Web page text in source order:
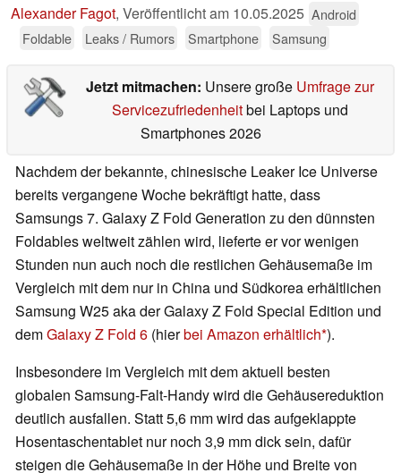
Alexander Fagot, Veröffentlicht am 10.05.2025 Android
Foldable
Leaks / Rumors Smartphone Samsung
Jetzt mitmachen: Unsere große Umfrage zur
Servicezufriedenheitbei Laptops und
Smartphones 2026
Nachdem der bekannte, chinesische Leaker Ice Universe
bereits vergangene Woche bekräftigt hatte, dass
Samsungs 7. Galaxy Z Fold Generation zu den dünnsten
Foldables weltweit zählen wird, lieferte er vor wenigen
Stunden nun auch noch die restlichen Gehäusemaße im
Vergleich mit dem nur in China und Südkorea erhältlichen
Samsung W25 aka der Galaxy Z Fold Special Edition und
demGalaxy Z Fold 6 (hierbei Amazon erhältlich ).
Insbesondere im Vergleich mit dem aktuell besten
globalen Samsung-Falt-Handy wird die Gehäusereduktion
deutlich ausfallen. Statt 5,6 mm wird das aufgeklappte
Hosentaschentablet nur noch 3,9 mm dick sein, dafür
steigen die Gehäusemaße in der Höhe und Breite von